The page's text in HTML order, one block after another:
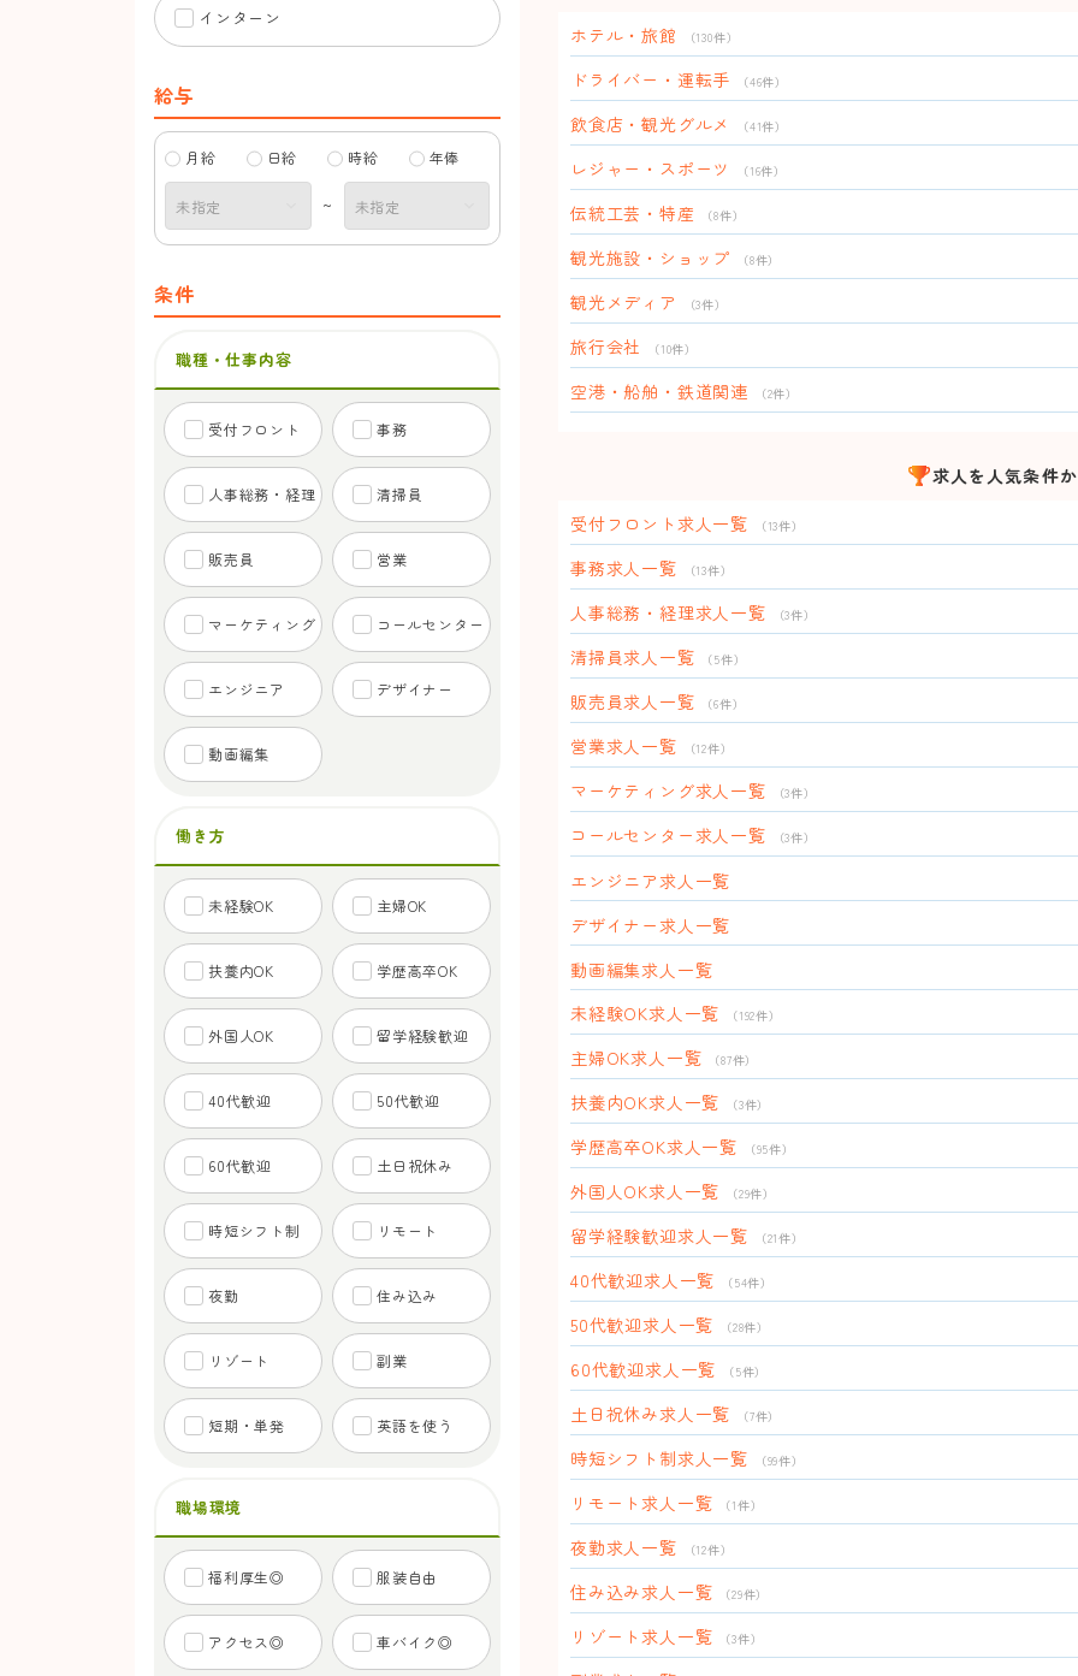
インターン
給与
月給 日給 時給 年俸
~
条件
職種・仕事内容
受付フロント 事務
人事総務・経理 清掃員
販売員 営業
マーケティング コールセンター
エンジニア デザイナー
動画編集
働き方
未経験OK 主婦OK
扶養内OK 学歴高卒OK
外国人OK 留学経験歓迎
40代歓迎 50代歓迎
60代歓迎 土日祝休み
時短シフト制 リモート
夜勤 住み込み
リゾート 副業
短期・単発 英語を使う
職場環境
福利厚生◎ 服装自由
アクセス◎ 車バイク◎
ホテル・旅館
（130件）
ドライバー・運転手 （46件）
飲食店・観光グルメ （41件）
レジャー・スポーツ （16件）
伝統工芸・特産 （8件）
観光施設・ショップ （8件）
観光メディア （3件）
旅行会社 （10件）
空港・船舶・鉄道関連 （2件）
求人を人気条件
受付フロント求人一覧
（13件）
事務求人一覧 （13件）
人事総務・経理求人一覧 （3件）
清掃員求人一覧 （5件）
販売員求人一覧 （6件）
営業求人一覧 （12件）
マーケティング求人一覧 （3件）
コールセンター求人一覧 （3件）
エンジニア求人一覧
デザイナー求人一覧
動画編集求人一覧
未経験OK求人一覧
（192件）
主婦OK求人一覧 （87件）
扶養内OK求人一覧 （3件）
学歴高卒OK求人一覧 （95件）
外国人OK求人一覧 （29件）
留学経験歓迎求人一覧 （21件）
40代歓迎求人一覧 （54件）
50代歓迎求人一覧 （28件）
60代歓迎求人一覧 （5件）
土日祝休み求人一覧 （7件）
時短シフト制求人一覧 （99件）
リモート求人一覧 （1件）
夜勤求人一覧 （12件）
住み込み求人一覧 （29件）
リゾート求人一覧 （3件）